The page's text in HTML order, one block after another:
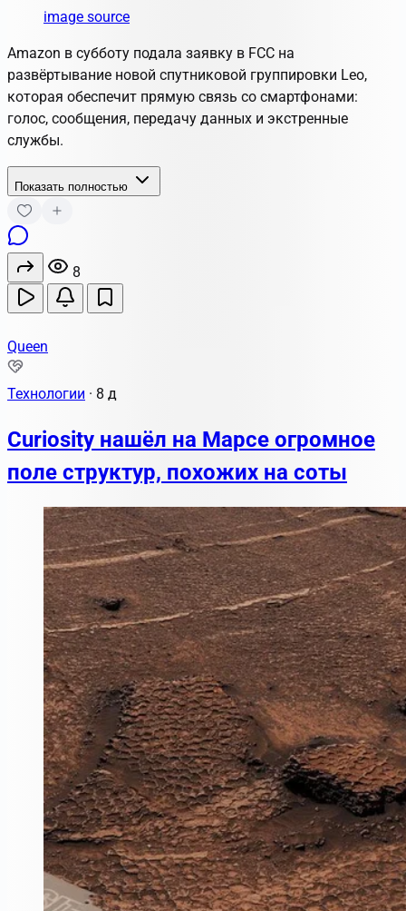
image source
Amazon в субботу подала заявку в FCC на
развёртывание новой спутниковой группировки Leo,
которая обеспечит прямую связь со смартфонами:
голос, сообщения, передачу данных и экстренные
службы.
Показать полностью
8
Queen
Технологии · 8 д
Curiosity нашёл на Марсе огромное
поле структур, похожих на соты